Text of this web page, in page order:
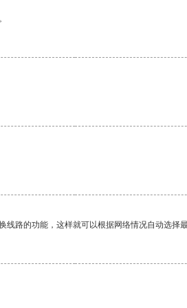
路的功能，这样就可以根据网络情况自动选择